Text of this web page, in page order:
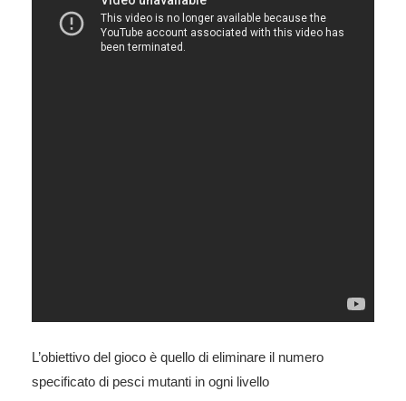
L’obiettivo del gioco è quello di eliminare il numero
specificato di pesci mutanti in ogni livello